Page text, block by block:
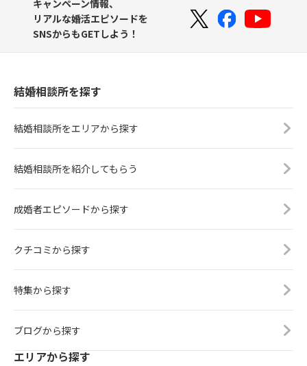
キャンペーン情報、
リアルな婚活エピソードを
SNSからもGETしよう！
結婚相談所を探す
結婚相談所をエリアから探す
結婚相談所を紹介してもらう
成婚者エピソードから探す
クチコミから探す
特集から探す
ブログから探す
エリアから探す